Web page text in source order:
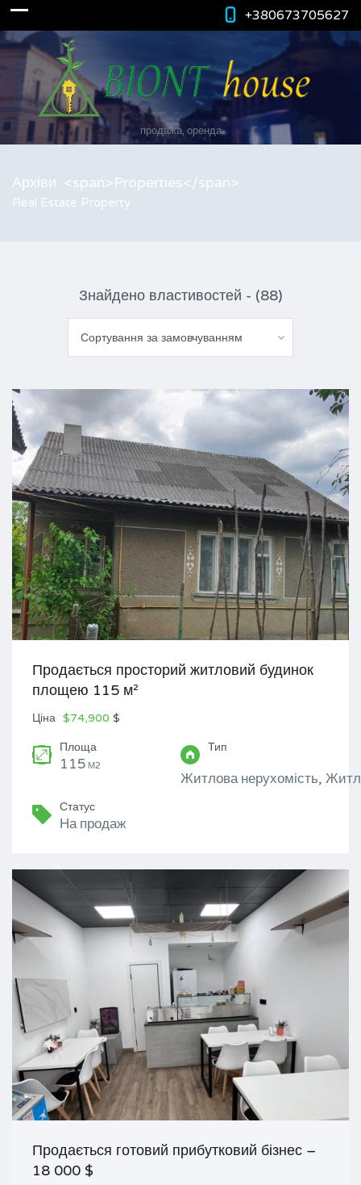
+380673705627
продажа, оренда
Архіви: <span>Properties</span>
Real Estate Property
Знайдено властивостей - (88)
Сортування за замовчуванням
Продається просторий житловий будинок
площею 115 м²
Ціна $74,900 $
Площа
115 М2
Тип
Житлова нерухомість,
Статус
На продаж
Продається готовий прибутковий бізнес –
18 000 $